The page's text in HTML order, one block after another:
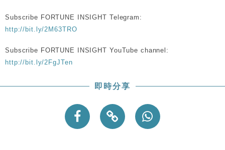
張
15:59
財經｜SA售股自救後再出手 斥4億美元押注未上市公
Subscribe FORTUNE INSIGHT Telegram:
http://bit.ly/2M63TRO
Subscribe FORTUNE INSIGHT YouTube channel:
http://bit.ly/2FgJTen
即時分享